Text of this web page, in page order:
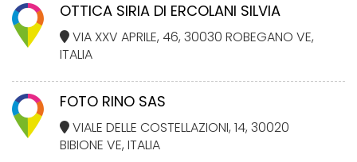
OTTICA SIRIA DI ERCOLANI SILVIA
VIA XXV APRILE, 46, 30030 ROBEGANO VE,
ITALIA
FOTO RINO SAS
VIALE DELLE COSTELLAZIONI, 14, 30020
BIBIONE VE, ITALIA